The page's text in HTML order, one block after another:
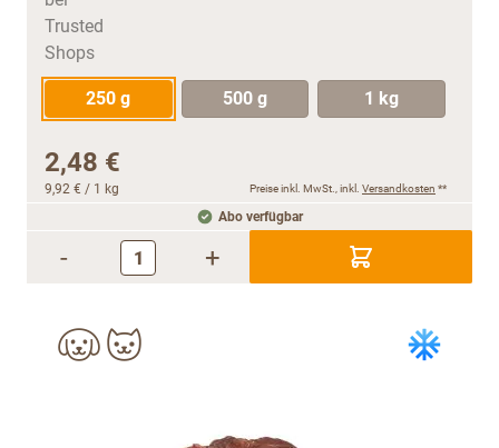
250 g 500 g 1 kg
2,48 €
9,92 € / 1 kg Preise inkl. MwSt., inkl. Versandkosten **
Abo verfügbar
- +